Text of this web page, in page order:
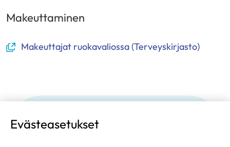
palveluun)
siirryt
palveluun)
Makeuttaminen
Makeuttajat ruokavaliossa (Terveyskirjasto)
(avautuu
toiseen
Verensokeriseuranta
Evästeasetukset